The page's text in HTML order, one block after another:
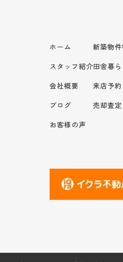
ホーム
スタッフ紹介
会社概要
ブログ
お客様の声
新築物
田舎暮
来店予約
売却査定